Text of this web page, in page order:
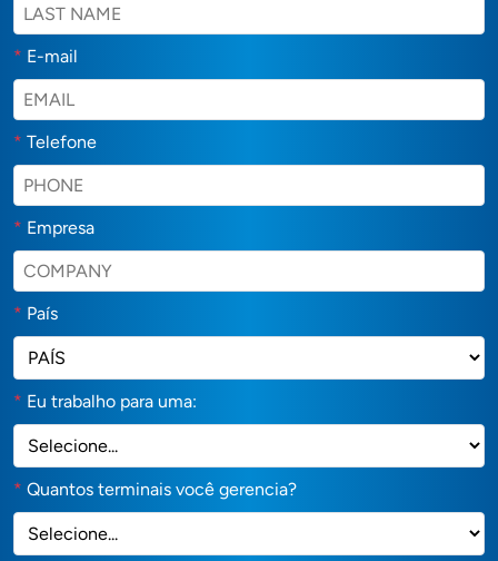
* E-mail
* Telefone
* Empresa
* País
* Eu trabalho para uma:
* Quantos terminais você gerencia?